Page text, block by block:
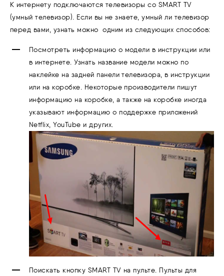
К интернету подключаются телевизоры со SMART TV
(умный телевизор). Если вы не знаете, умный ли телевизор
перед вами, узнать можно одним из следующих способов:
Посмотреть информацию о модели в инструкции или
в интернете. Узнать название модели можно по
наклейке на задней панели телевизора, в инструкции
или на коробке. Некоторые производители пишут
информацию на коробке, а также на коробке иногда
указывают информацию о поддержке приложений
Netflix, YouTube и других.
Поискать кнопку SMART TV на пульте. Пульты для